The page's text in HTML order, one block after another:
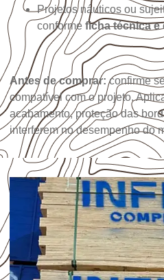
Projetos náuticos ou
conforme ficha técnica e
Antes de comprar: confirme
compatível com o projeto.
acabamento, proteção das
interferem no desempenho do